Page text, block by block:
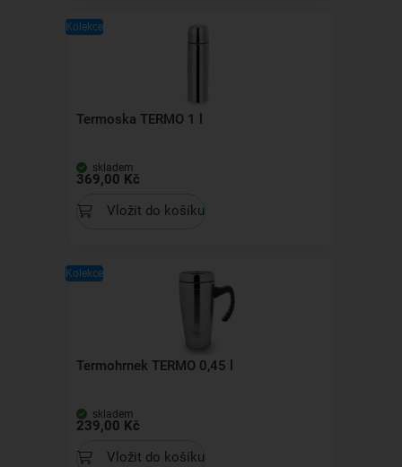
Kolekce
Termoska TERMO 1 l
skladem
369,00 Kč
Vložit do košíku
Kolekce
Termohrnek TERMO 0,45 l
skladem
239,00 Kč
Vložit do košíku